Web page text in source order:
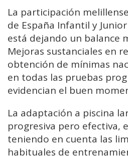
La participación
de España Infantil y
está dejando un balance
Mejoras sustanciales en
obtención de mínimas
en todas las pruebas
evidencian el buen
La adaptación a piscina
progresiva pero efectiva,
teniendo en cuenta las
habituales de